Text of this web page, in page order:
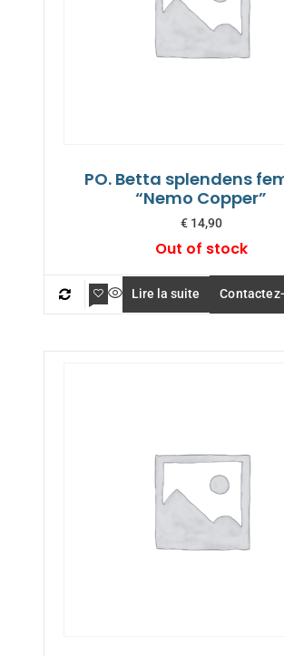
PO. Betta splendens
“Nemo Copper”
€14,90
Out of stock
Lire la suite